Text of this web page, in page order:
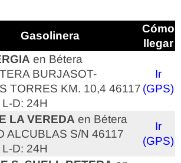
Gasolinera
Cómo
llegar
en Bétera
BURJASOT-
TORRES KM. 10,4 46117
D: 24H
Ir
(GPS)
LA VEREDA en Bétera
ALCUBLAS S/N 46117
D: 24H
Ir
(GPS)